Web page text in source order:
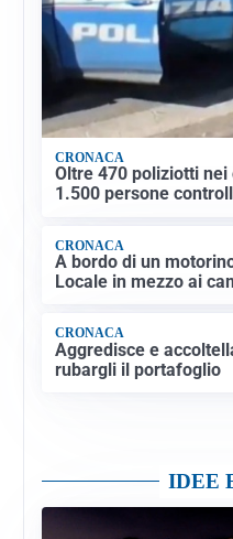
CRONACA
Oltre 470 poliziotti
1.500 persone
CRONACA
A bordo di un
Locale in mezzo ai
CRONACA
Aggredisce e
rubargli il portafoglio
IDEE